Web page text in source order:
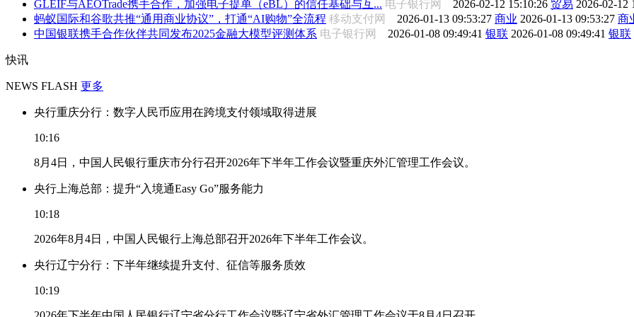
GLEIF与AEOTrade携手合作，加强电子提单（eBL）的信任基础与互... 电子银行网 2026-02-12 15:10:26 贸易 2026-02-12
蚂蚁国际和谷歌共推“通用商业协议”，打通“AI购物”全流程 移动支付网 2026-01-13 09:53:27 商业 2026-01-13 09:53:27 商
中国银联携手合作伙伴共同发布2025金融大模型评测体系 电子银行网 2026-01-08 09:49:41 银联 2026-01-08 09:49:41 银联
快讯
NEWS FLASH 更多
央行重庆分行：数字人民币应用在跨境支付领域取得进展
10:16
8月4日，中国人民银行重庆市分行召开2026年下半年工作会议暨重庆外汇管理工作会议。
央行上海总部：提升“入境通Easy Go”服务能力
10:18
2026年8月4日，中国人民银行上海总部召开2026年下半年工作会议。
央行辽宁分行：下半年继续提升支付、征信等服务质效
10:19